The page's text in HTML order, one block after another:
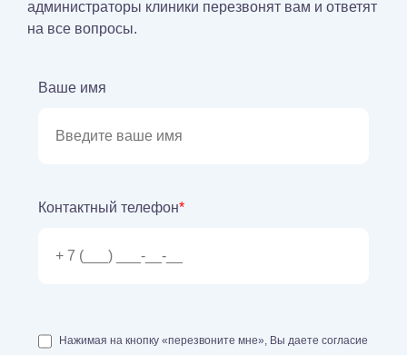
администраторы клиники перезвонят вам и ответят
на все вопросы.
Ваше имя
Контактный телефон*
Нажимая на кнопку «перезвоните мне», Вы даете согласие